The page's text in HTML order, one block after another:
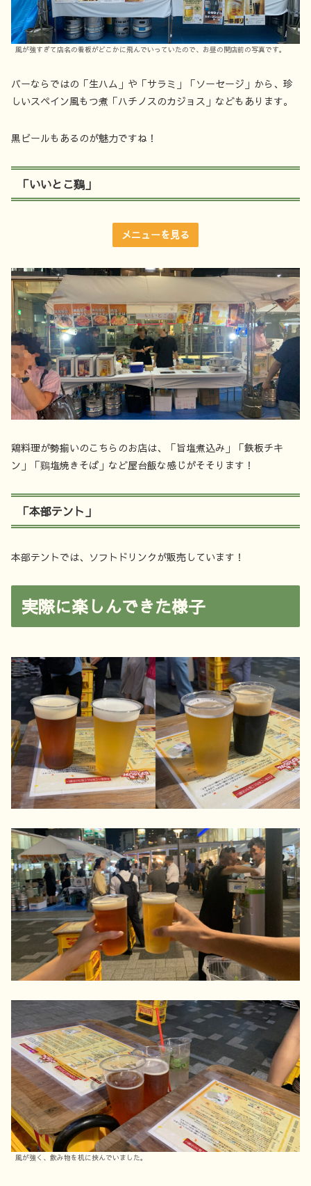
風が強すぎて店名の看板がどこかに飛んでいっていたので、お昼の開店前の写真です。
バーならではの「生ハム」や「サラミ」「ソーセージ」から、珍
しいスペイン風もつ煮「ハチノスのカジョス」などもあります。
黒ビールもあるのが魅力ですね！
「いいとこ鷄」
メニューを見る
鶏料理が勢揃いのこちらのお店は、「旨塩煮込み」「鉄板チキ
ン」「鷄塩焼きそば」など屋台飯な感じがそそります！
「本部テント」
本部テントでは、ソフトドリンクが販売しています！
実際に楽しんできた様子
風が強く、飲み物を机に挟んでいました。